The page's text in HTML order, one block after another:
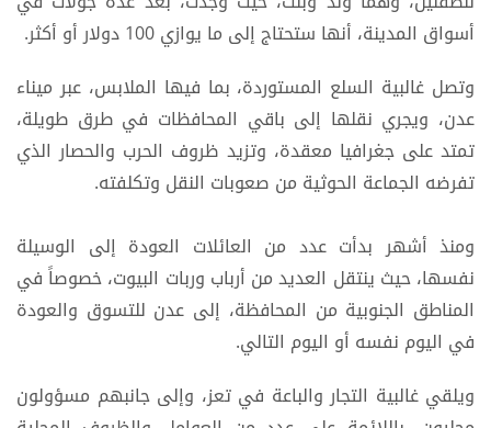
أسواق المدينة، أنها ستحتاج إلى ما يوازي 100 دولار أو أكثر.
وتصل غالبية السلع المستوردة، بما فيها الملابس، عبر ميناء
عدن، ويجري نقلها إلى باقي المحافظات في طرق طويلة،
تمتد على جغرافيا معقدة، وتزيد ظروف الحرب والحصار الذي
تفرضه الجماعة الحوثية من صعوبات النقل وتكلفته.
ومنذ أشهر بدأت عدد من العائلات العودة إلى الوسيلة
نفسها، حيث ينتقل العديد من أرباب وربات البيوت، خصوصاً في
المناطق الجنوبية من المحافظة، إلى عدن للتسوق والعودة
في اليوم نفسه أو اليوم التالي.
ويلقي غالبية التجار والباعة في تعز، وإلى جانبهم مسؤولون